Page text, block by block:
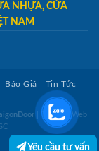
NHỰA, CỬA
NAM
Báo Giá
Tin Tức
Thiết kế Web
Yêu cầu tư vấn